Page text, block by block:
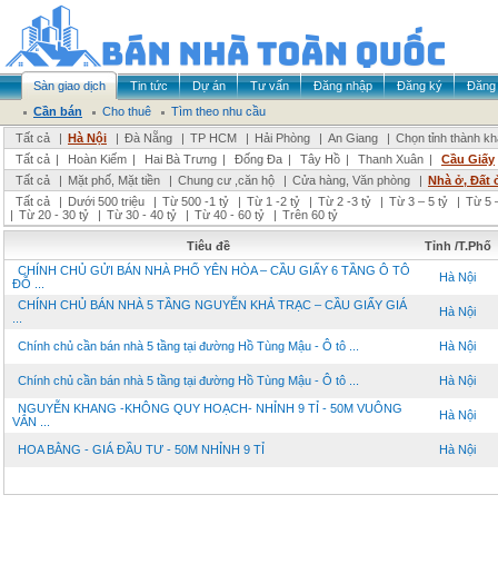
Sàn giao dịch Tin tức Dự án Tư vấn Đăng nhập Đăng ký
Đăng
Cần bán
Cho thuê
Tìm theo nhu cầu
Tất cả
| Hà Nội | Đà Nẵng | TP HCM | Hải Phòng | An Giang | Chọn tỉnh thành
Tất cả | Hoàn Kiếm | Hai Bà Trưng | Đống Đa | Tây Hồ | Thanh Xuân |
Cầu Giấy
Tất cả
| Mặt phố, Mặt tiền | Chung cư ,căn hộ | Cửa hàng, Văn phòng | Nhà ở, Đất
Tất cả
| Dưới 500 triệu | Từ 500 -1 tỷ | Từ 1 -2 tỷ | Từ 2 -3 tỷ | Từ 3 – 5 tỷ | Từ 5
| Từ 20 - 30 tỷ | Từ 30 - 40 tỷ | Từ 40 - 60 tỷ | Trên 60 tỷ
Tiêu đề
Tỉnh /T.Phố
CHÍNH CHỦ GỬI BÁN NHÀ PHỐ YÊN HÒA – CẦU GIẤY 6 TẦNG Ô TÔ
ĐỖ ...
Hà Nội
CHÍNH CHỦ BÁN NHÀ 5 TẦNG NGUYỄN KHẢ TRẠC – CẦU GIẤY GIÁ
Hà Nội
Chính chủ cần bán nhà 5 tầng tại đường Hồ Tùng Mậu - Ô tô ... Hà Nội
Chính chủ cần bán nhà 5 tầng tại đường Hồ Tùng Mậu - Ô tô ... Hà Nội
NGUYỄN KHANG -KHÔNG QUY HOẠCH- NHỈNH 9 TỈ - 50M VUÔNG
VẮN ...
Hà Nội
HOA BẰNG - GIÁ ĐẦU TƯ - 50M NHỈNH 9 TỈ Hà Nội